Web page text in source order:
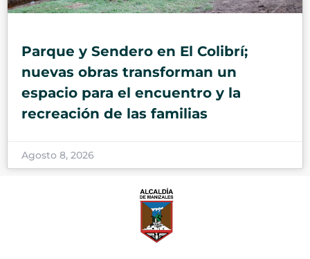
Parque y Sendero en El Colibrí;
nuevas obras transforman un
espacio para el encuentro y la
recreación de las familias
Agosto 8, 2026